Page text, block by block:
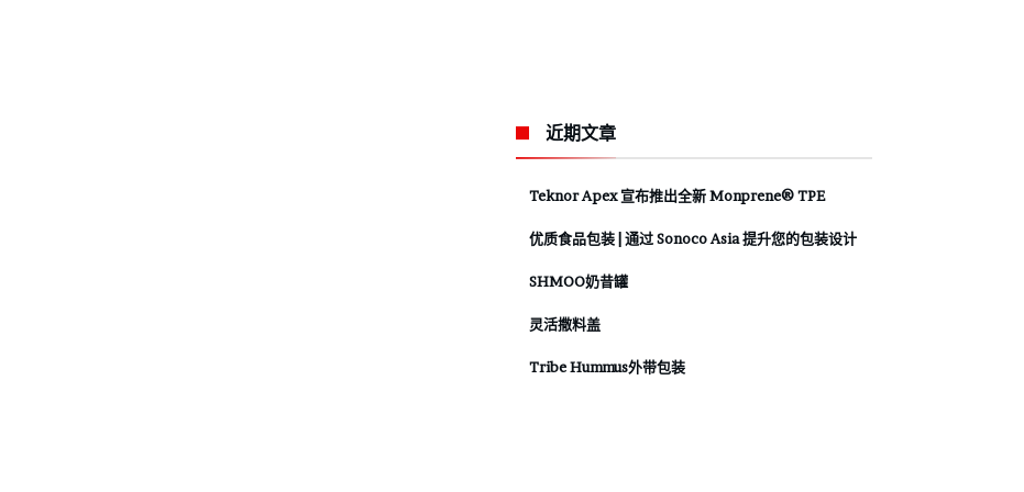
近期文章
Teknor Apex 宣布推出全新 Monprene® TPE
优质食品包装 | 通过 Sonoco Asia 提升您的包装设计
SHMOO奶昔罐
灵活撒料盖
Tribe Hummus外带包装